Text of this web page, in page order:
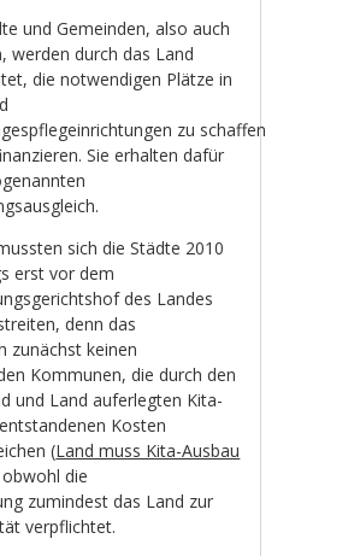
und Gemeinden, also auch
werden durch das Land
die notwendigen Plätze in
zu schaffen
Sie erhalten dafür
sich die Städte 2010
erst vor dem
des Landes
denn das
zunächst keinen
Kommunen, die durch den
und Land auferlegten Kita-
Kosten
(Land muss Kita-Ausbau
die
zumindest das Land zur
verpflichtet.